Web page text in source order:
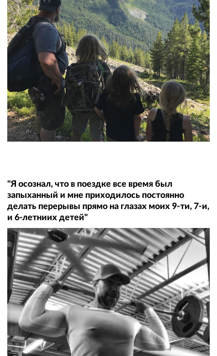
"Я осознал, что в поездке все время был
запыханный и мне приходилось постоянно
делать перерывы прямо на глазах моих 9-ти, 7-и,
и 6-летниих детей"